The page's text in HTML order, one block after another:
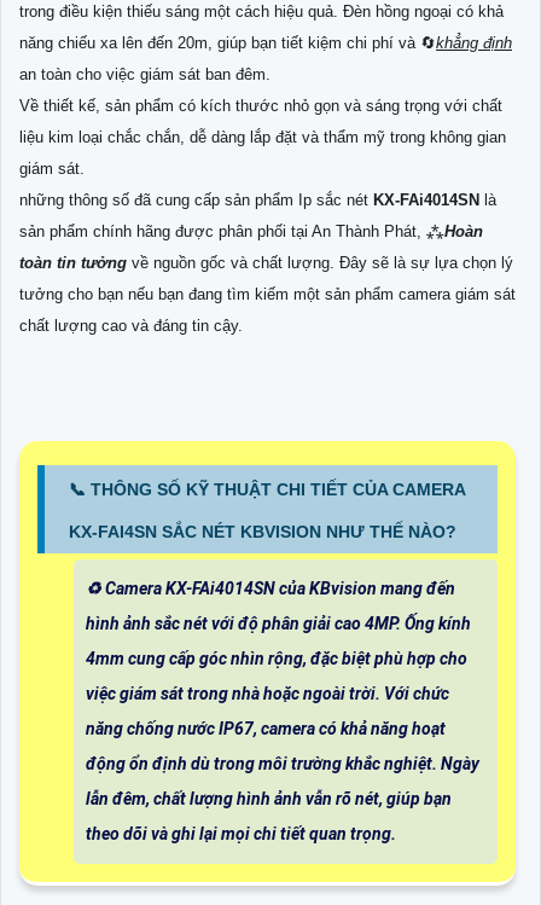
trong điều kiện thiếu sáng một cách hiệu quả. Đèn hồng ngoại có khả
năng chiếu xa lên đến 20m, giúp bạn tiết kiệm chi phí và 🔄khẳng định
an toàn cho việc giám sát ban đêm.
Về thiết kế, sản phẩm có kích thước nhỏ gọn và sáng trọng với chất
liệu kim loại chắc chắn, dễ dàng lắp đặt và thẩm mỹ trong không gian
giám sát.
những thông số đã cung cấp sản phẩm Ip sắc nét KX-FAi4014SN là
sản phẩm chính hãng được phân phối tại An Thành Phát, ⁂Hoàn
toàn tin tưởng về nguồn gốc và chất lượng. Đây sẽ là sự lựa chọn lý
tưởng cho bạn nếu bạn đang tìm kiếm một sản phẩm camera giám sát
chất lượng cao và đáng tin cậy.
📞 THÔNG SỐ KỸ THUẬT CHI TIẾT CỦA CAMERA
KX-FAI4SN SẮC NÉT KBVISION NHƯ THẾ NÀO?
♻️ Camera KX-FAi4014SN của KBvision mang đến
hình ảnh sắc nét với độ phân giải cao 4MP. Ống kính
4mm cung cấp góc nhìn rộng, đặc biệt phù hợp cho
việc giám sát trong nhà hoặc ngoài trời. Với chức
năng chống nước IP67, camera có khả năng hoạt
động ổn định dù trong môi trường khắc nghiệt. Ngày
lẫn đêm, chất lượng hình ảnh vẫn rõ nét, giúp bạn
theo dõi và ghi lại mọi chi tiết quan trọng.